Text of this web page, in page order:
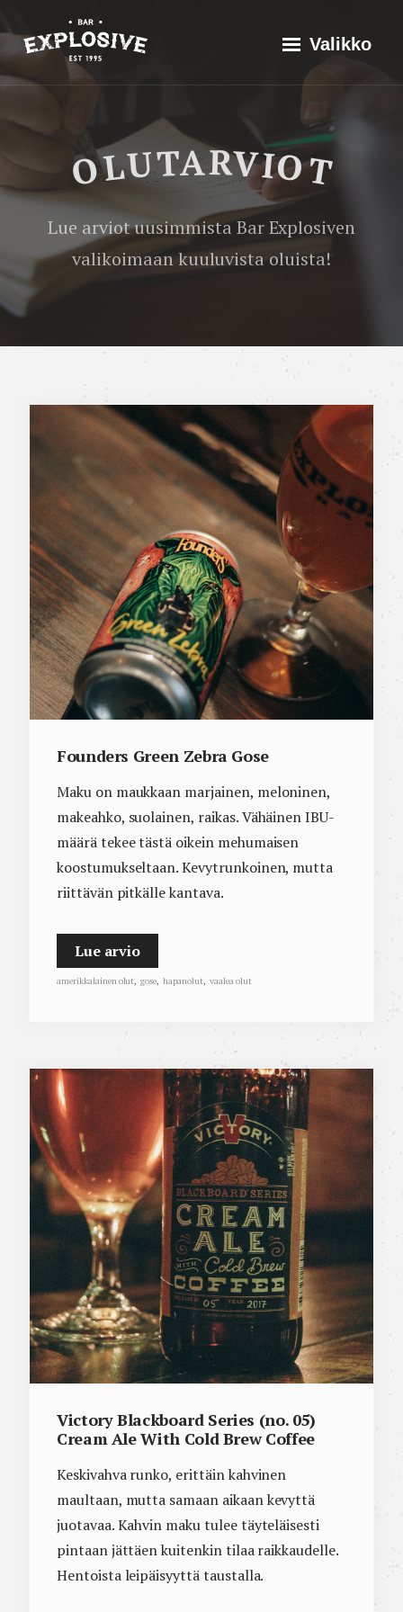
suoraan
sisältöön
Explosive Bar Valikko
Historia
Valikoima
Yhteistyössä
Ota yhteyttä
Founders
Green
Zebra
Gose
OLUTARVIOT
Lue arviot uusimmista Bar Explosiven
valikoimaan kuuluvista oluista!
Founders Green Zebra Gose
Maku on maukkaan marjainen, meloninen,
makeahko, suolainen, raikas. Vähäinen IBU-
määrä tekee tästä oikein mehumaisen
koostumukseltaan. Kevytrunkoinen, mutta
riittävän pitkälle kantava.
Lue arvio
amerikkalainen olut, gose, hapanolut, vaalea olut
Victory Blackboard Series (no. 05)
Cream Ale With Cold Brew Coffee
Keskivahva runko, erittäin kahvinen
maultaan, mutta samaan aikaan kevyttä
juotavaa. Kahvin maku tulee täyteläisesti
pintaan jättäen kuitenkin tilaa raikkaudelle.
Hentoista leipäisyyttä taustalla.